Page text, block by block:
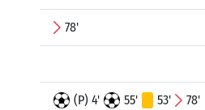
78'
(P) 4' 55' 53' 78'